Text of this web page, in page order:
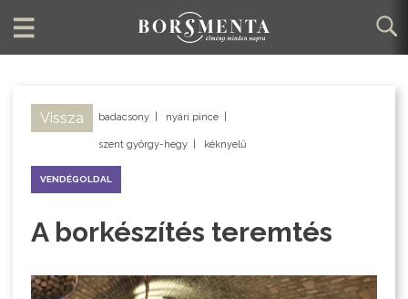
Vissza badacsony nyári pince
szent györgy-hegy kéknyelű
VENDÉGOLDAL
A borkészítés teremtés